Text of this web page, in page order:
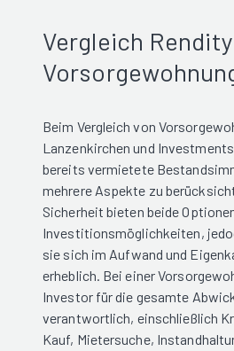
Vergleich
Beim Vergleich von
Lanzenkirchen und
bereits vermietete
mehrere Aspekte zu
Sicherheit bieten beide
Investitionsmöglichkeiten,
sie sich im Aufwand und
erheblich. Bei einer
Investor für die gesamte
verantwortlich, einschließlich
Kauf, Mietersuche,